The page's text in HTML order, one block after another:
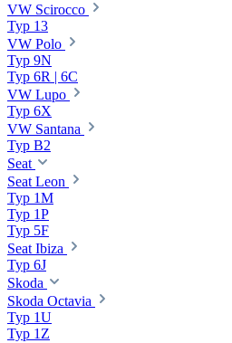
VW Scirocco
Typ 13
VW Polo
Typ 9N
Typ 6R | 6C
VW Lupo
Typ 6X
VW Santana
Typ B2
Seat
Seat Leon
Typ 1M
Typ 1P
Typ 5F
Seat Ibiza
Typ 6J
Skoda
Skoda Octavia
Typ 1U
Typ 1Z